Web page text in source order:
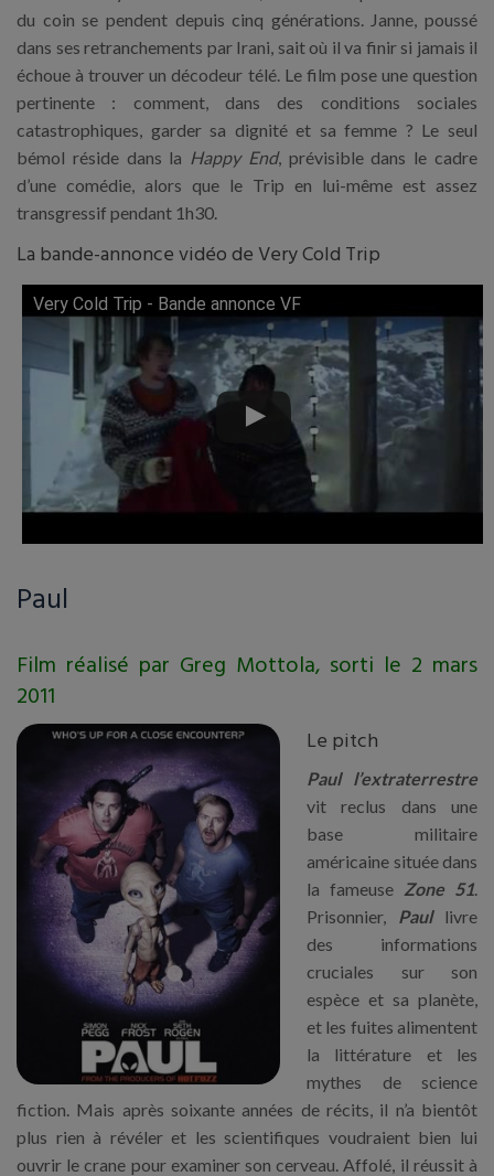
du coin se pendent depuis cinq générations. Janne, poussé
dans ses retranchements par Irani, sait où il va finir si jamais il
échoue à trouver un décodeur télé. Le film pose une question
pertinente : comment, dans des conditions sociales
catastrophiques, garder sa dignité et sa femme ? Le seul
bémol réside dans la Happy End, prévisible dans le cadre
d’une comédie, alors que le Trip en lui-même est assez
transgressif pendant 1h30.
La bande-annonce vidéo de Very Cold Trip
Very Cold Trip - Bande annonce VF
Lire cette vidéo sur YouTube
Paul
Film réalisé par Greg Mottola, sorti le 2 mars
2011
Le pitch
Paul l’extraterrestre
vit reclus dans une
base militaire
américaine située dans
la fameuse Zone 51
Prisonnier,
Paullivre
des informations
cruciales sur son
espèce et sa planète,
et les fuites alimentent
la littérature et les
mythes de science
fiction. Mais après soixante années de récits, il n’a bientôt
plus rien à révéler et les scientifiques voudraient bien lui
ouvrir le crane pour examiner son cerveau. Affolé, il réussit à